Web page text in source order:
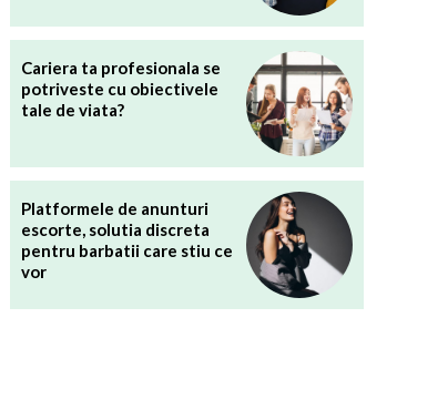
Cariera ta profesionala se
potriveste cu obiectivele
tale de viata?
Platformele de anunturi
escorte, solutia discreta
pentru barbatii care stiu ce
vor